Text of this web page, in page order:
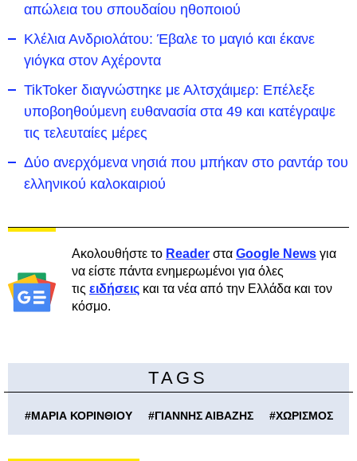
απώλεια του σπουδαίου ηθοποιού
Κλέλια Ανδριολάτου: Έβαλε το μαγιό και έκανε
γιόγκα στον Αχέροντα
TikToker διαγνώστηκε με Αλτσχάιμερ: Επέλεξε
υποβοηθούμενη ευθανασία στα 49 και κατέγραψε
τις τελευταίες μέρες
Δύο ανερχόμενα νησιά που μπήκαν στο ραντάρ του
ελληνικού καλοκαιριού
Ακολουθήστε το Reader στα Google News για
να είστε πάντα ενημερωμένοι για όλες
τις ειδήσεις και τα νέα από την Ελλάδα και τον
κόσμο.
TAGS
#ΜΑΡΙΑ ΚΟΡΙΝΘΙΟΥ #ΓΙΑΝΝΗΣ ΑΙΒΑΖΗΣ #ΧΩΡΙΣΜΟΣ